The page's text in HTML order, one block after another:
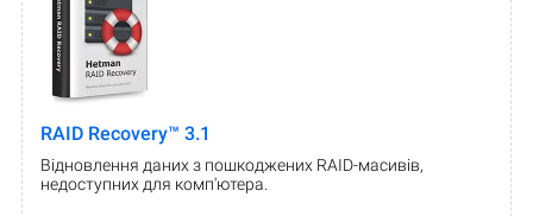
RAID Recovery™ 3.1
Відновлення даних з пошкоджених RAID-масивів,
недоступних для комп'ютера.